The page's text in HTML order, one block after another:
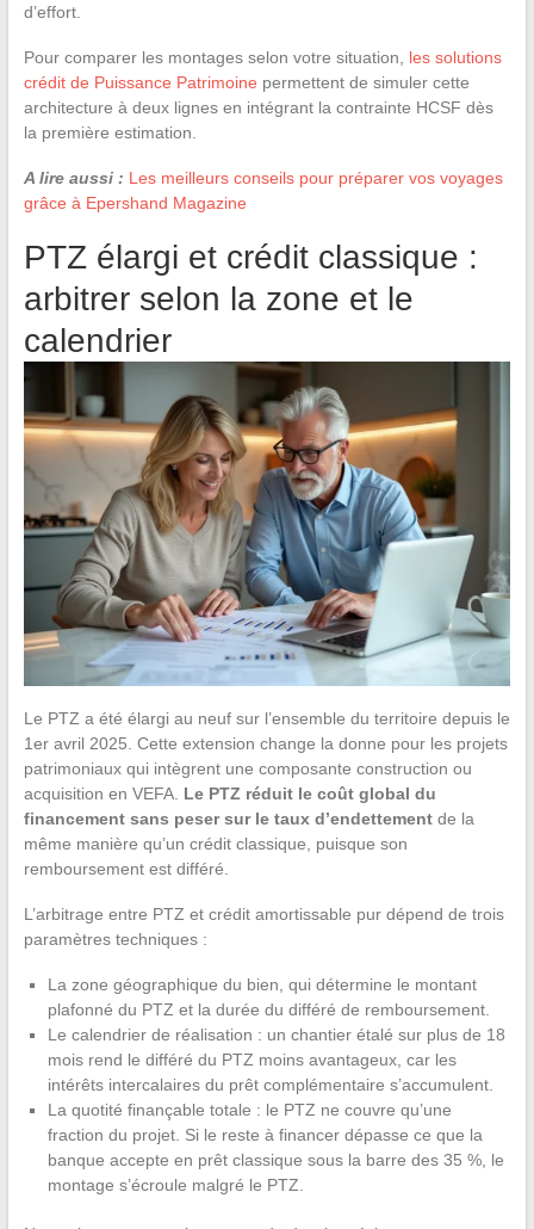
d’effort.
Pour comparer les montages selon votre situation, les solutions
crédit de Puissance Patrimoine permettent de simuler cette
architecture à deux lignes en intégrant la contrainte HCSF dès
la première estimation.
A lire aussi : Les meilleurs conseils pour préparer vos voyages
grâce à Epershand Magazine
PTZ élargi et crédit classique :
arbitrer selon la zone et le
calendrier
Le PTZ a été élargi au neuf sur l’ensemble du territoire depuis le
1er avril 2025. Cette extension change la donne pour les projets
patrimoniaux qui intègrent une composante construction ou
acquisition en VEFA. Le PTZ réduit le coût global du
financement sans peser sur le taux d’endettementde la
même manière qu’un crédit classique, puisque son
remboursement est différé.
L’arbitrage entre PTZ et crédit amortissable pur dépend de trois
paramètres techniques :
La zone géographique du bien, qui détermine le montant
plafonné du PTZ et la durée du différé de remboursement.
Le calendrier de réalisation : un chantier étalé sur plus de 18
mois rend le différé du PTZ moins avantageux, car les
intérêts intercalaires du prêt complémentaire s’accumulent.
La quotité finançable totale : le PTZ ne couvre qu’une
fraction du projet. Si le reste à financer dépasse ce que la
banque accepte en prêt classique sous la barre des 35 %, le
montage s’écroule malgré le PTZ.